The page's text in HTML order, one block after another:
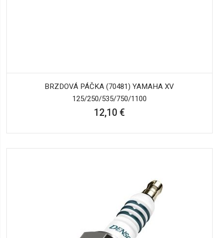
BRZDOVÁ PÁČKA (70481) YAMAHA XV
125/250/535/750/1100
12,10 €